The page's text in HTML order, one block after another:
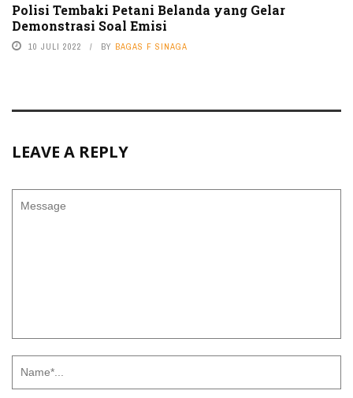
Polisi Tembaki Petani Belanda yang Gelar
Demonstrasi Soal Emisi
10 JULI 2022 BY BAGAS F SINAGA
LEAVE A REPLY